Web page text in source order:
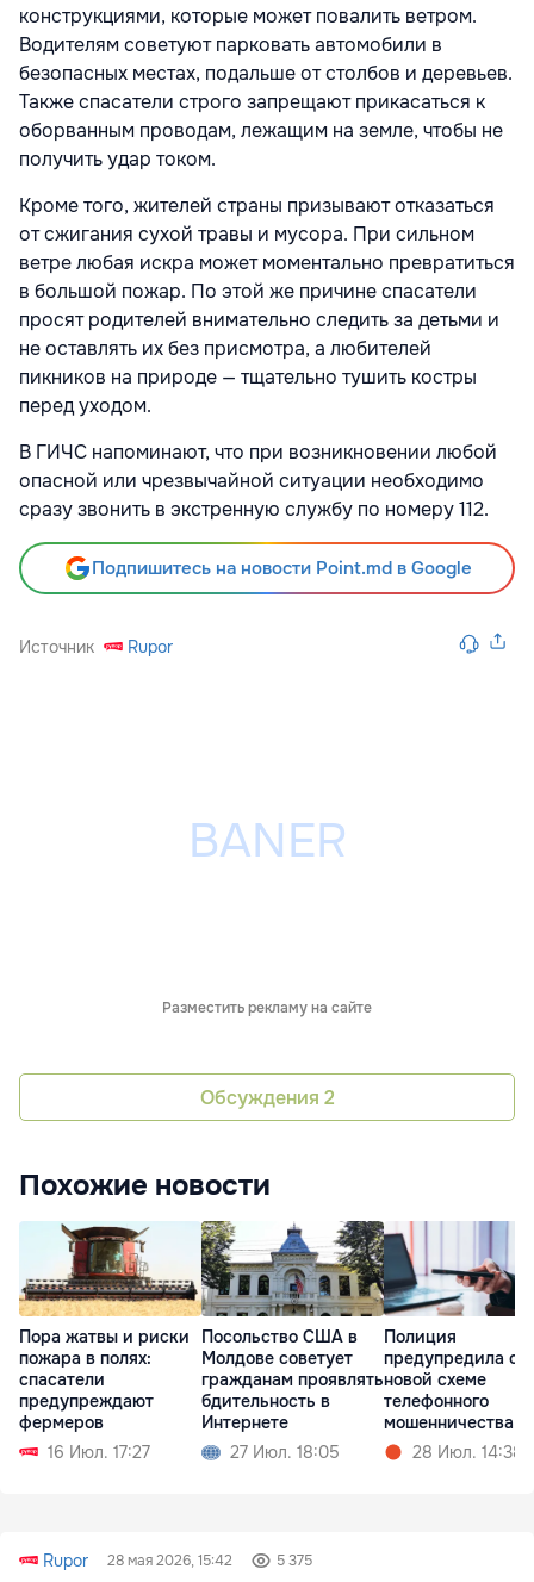
конструкциями, которые может повалить ветром.
Водителям советуют парковать автомобили в
безопасных местах, подальше от столбов и деревьев.
Также спасатели строго запрещают прикасаться к
оборванным проводам, лежащим на земле, чтобы не
получить удар током.
Кроме того, жителей страны призывают отказаться
от сжигания сухой травы и мусора. При сильном
ветре любая искра может моментально превратиться
в большой пожар. По этой же причине спасатели
просят родителей внимательно следить за детьми и
не оставлять их без присмотра, а любителей
пикников на природе — тщательно тушить костры
перед уходом.
В ГИЧС напоминают, что при возникновении любой
опасной или чрезвычайной ситуации необходимо
сразу звонить в экстренную службу по номеру 112.
Подпишитесь на новости Point.md в Google
Источник Rupor
Разместить рекламу на сайте
Обсуждения 2
Похожие новости
Пора жатвы и риски
пожара в полях:
спасатели
предупреждают
фермеров
16 Июл. 17:27
Посольство США в
Молдове советует
гражданам проявлять
бдительность в
Интернете
27 Июл. 18:05
Полиция
предупредила о
новой схеме
телефонного
мошенничества с
«кредитами»
28 Июл. 14:38
Rupor 28 мая 2026, 15:42 5 375